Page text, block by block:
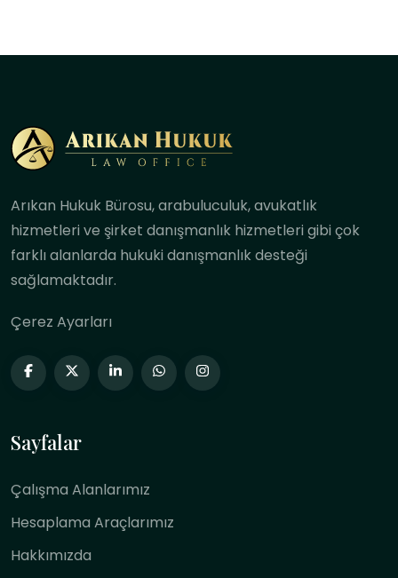
Arıkan Hukuk Bürosu, arabuluculuk, avukatlık
hizmetleri ve şirket danışmanlık hizmetleri gibi çok
farklı alanlarda hukuki danışmanlık desteği
sağlamaktadır.
Çerez Ayarları
Sayfalar
Çalışma Alanlarımız
Hesaplama Araçlarımız
Hakkımızda